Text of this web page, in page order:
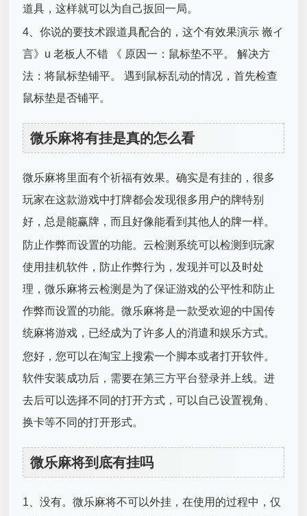
道具，这样就可以为自己扳回一局。
4、你说的要技术跟道具配合的，这个有效果演示 嶶イ
言》u 老板人不错 《 原因一：鼠标垫不平。 解决方
法：将鼠标垫铺平。 遇到鼠标乱动的情况，首先检查
鼠标垫是否铺平。
微乐麻将有挂是真的怎么看
微乐麻将里面有个祈福有效果。确实是有挂的，很多
玩家在这款游戏中打牌都会发现很多用户的牌特别
好，总是能赢牌，而且好像能看到其他人的牌一样。
防止作弊而设置的功能。云检测系统可以检测到玩家
使用挂机软件，防止作弊行为，发现并可以及时处
理，微乐麻将云检测是为了保证游戏的公平性和防止
作弊而设置的功能。微乐麻将是一款受欢迎的中国传
统麻将游戏，已经成为了许多人的消遣和娱乐方式。
您好，您可以在淘宝上搜索一个脚本或者打开软件。
软件安装成功后，需要在第三方平台登录并上线。进
去后可以选择不同的打开方式，可以自己设置视角、
换卡等不同的打开形式。
微乐麻将到底有挂吗
1、没有。微乐麻将不可以外挂，在使用的过程中，仅